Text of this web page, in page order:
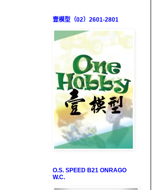
壹模型（02）2601-2801
O.S. SPEED B21 ONRAGO
W.C.